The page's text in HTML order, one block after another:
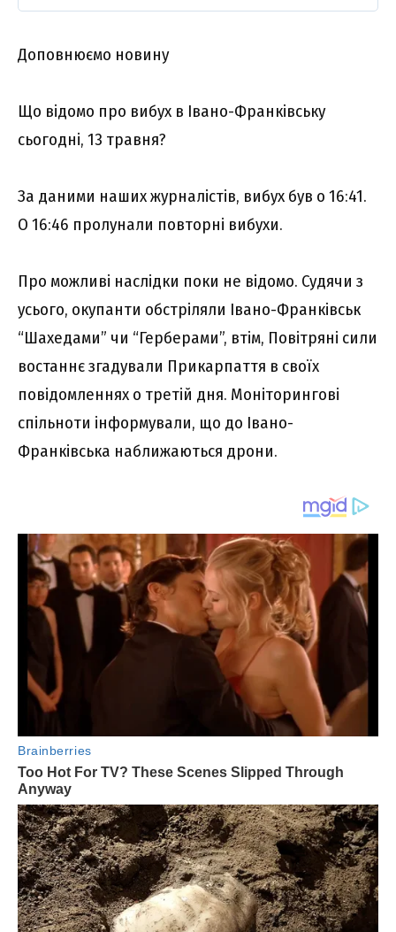
Доповнюємо новину
Що відомо про вибух в Івано-Франківську
сьогодні, 13 травня?
За даними наших журналістів, вибух був о 16:41.
О 16:46 пролунали повторні вибухи.
Про можливі наслідки поки не відомо. Судячи з
усього, окупанти обстріляли Івано-Франківськ
“Шахедами” чи “Герберами”, втім, Повітряні сили
востаннє згадували Прикарпаття в своїх
повідомленнях о третій дня. Моніторингові
спільноти інформували, що до Івано-
Франківська наближаються дрони.